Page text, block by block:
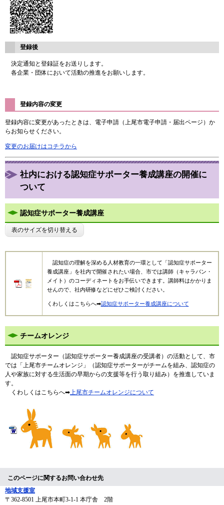
登録後
決定通知と登録証をお送りします。
各企業・団体において活動の推進をお願いします。
登録内容の変更
登録内容に変更があったときは、電子申請（上尾市電子申請・届出ページ）か
らお知らせください。
変更のお届けはコチラから
社内における認知症サポーター養成講座の開催に
ついて
認知症サポーター養成講座
表のサイズを切り替える
認知症の理解を深める人材教育の一環として「認知症サポーター
養成講座」を社内で開催されたい場合、市では講師（キャラバン・
メイト）のコーディネートをお手伝いできます。講師料はかかりま
せんので、社内研修などにぜひご検討ください。
くわしくはこちらへ➡認知症サポーター養成講座について
チームオレンジ
認知症サポーター（認知症サポーター養成講座の受講者）の活動として、市
では「上尾市チームオレンジ」（認知症サポーターがチームを組み、認知症の
人や家族に対する生活面の早期からの支援等を行う取り組み）を推進していま
す。
くわしくはこちらへ➡ 上尾市チームオレンジについて
このページに関するお問い合わせ先
地域支援室
〒362-8501
上尾市本町3-1-1 本庁舎 2階